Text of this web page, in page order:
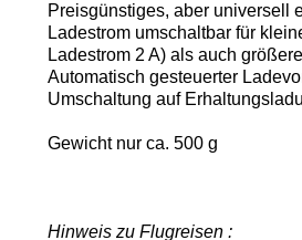
Preisgünstiges, aber universell
Ladestrom umschaltbar für
Ladestrom 2 A) als auch
Automatisch gesteuerter
Umschaltung auf
Gewicht nur ca. 500 g
Hinweis zu Flugreisen :